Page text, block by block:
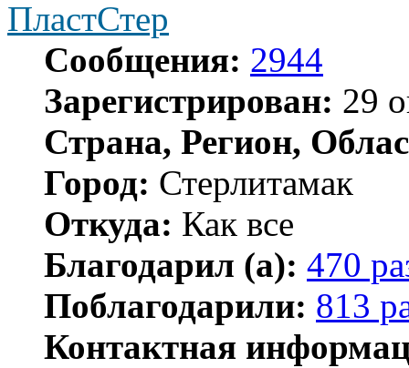
ПластСтер
Сообщения: 2944
Зарегистрирован: 29
Страна, Регион,
Город: Стерлитамак
Откуда: Как все
Благодарил (а): 470
Поблагодарили: 813
Контактная